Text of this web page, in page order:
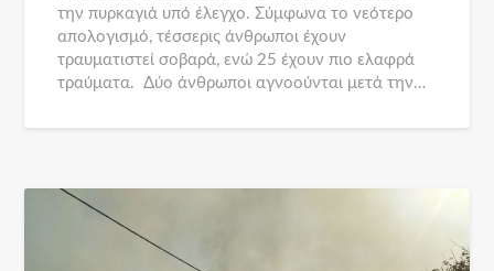
την πυρκαγιά υπό έλεγχο. Σύμφωνα το νεότερο
απολογισμό, τέσσερις άνθρωποι έχουν
τραυματιστεί σοβαρά, ενώ 25 έχουν πιο ελαφρά
τραύματα. Δύο άνθρωποι αγνοούνται μετά την…